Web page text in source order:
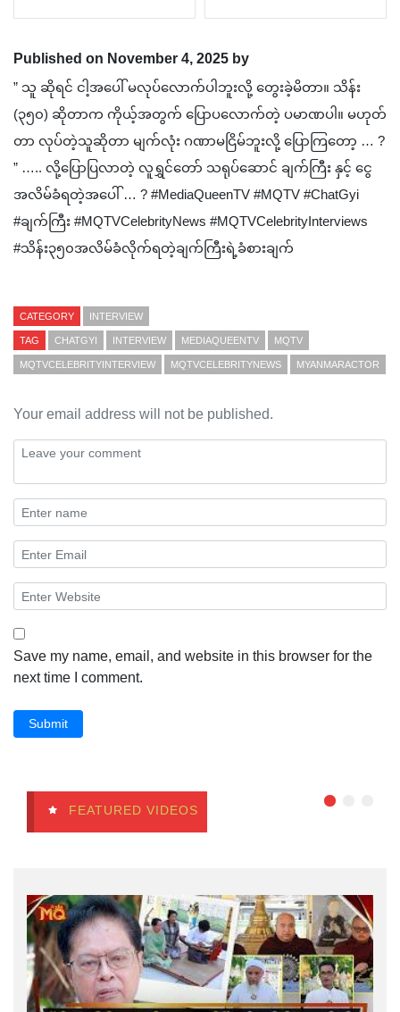
Published on November 4, 2025 by
” သူ ဆိုရင် ငါ့အပေါ် မလုပ်လောက်ပါဘူးလို့ တွေးခဲ့မိတာ။ သိန်း
(၃၅၀) ဆိုတာက ကိုယ့်အတွက် ပြောပလောက်တဲ့ ပမာဏပါ။ မဟုတ်
တာ လုပ်တဲ့သူဆိုတာ မျက်လုံး ဂဏာမငြိမ်ဘူးလို့ ပြောကြတော့ … ?
” ….. လို့ပြောပြလာတဲ့ လူရွှင်တော် သရုပ်ဆောင် ချက်ကြီး နှင့် ငွေ
အလိမ်ခံရတဲ့အပေါ် … ? #MediaQueenTV #MQTV #ChatGyi
#ချက်ကြီး ‎#MQTVCelebrityNews ‎#MQTVCelebrityInterviews
#သိန်း၃၅၀အလိမ်ခံလိုက်ရတဲ့ချက်ကြီးရဲ့ခံစားချက်
CATEGORY INTERVIEW
TAG CHATGYI INTERVIEW MEDIAQUEENTV MQTV
MQTVCELEBRITYINTERVIEW MQTVCELEBRITYNEWS MYANMARACTOR
Your email address will not be published.
Save my name, email, and website in this browser for the
next time I comment.
Submit
FEATURED VIDEOS